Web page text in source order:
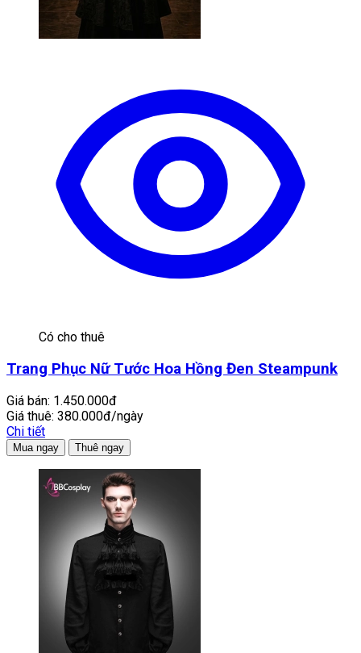
Có cho thuê
Trang Phục Nữ Tước Hoa Hồng Đen Steampunk
Giá bán: 1.450.000đ
Giá thuê: 380.000đ/ngày
Chi tiết
Mua ngay Thuê ngay